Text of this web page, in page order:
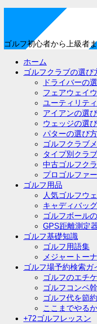
ゴルフ初心者から上級者
ホーム
ゴルフクラブの選び
ドライバーの
フェアウェイ
ユーティリテ
アイアンの選
ウェッジの選
パターの選び方
ゴルフクラブ
タイプ別クラ
中古ゴルフク
プロゴルファ
ゴルフ用品
人気ゴルフウ
キャディバッグ
ゴルフボール
GPS距離測定
ゴルフ基礎知識
ゴルフ用語集
メジャートー
ゴルフ場予約検索ガ
ゴルフのエチ
ゴルフコンペ
ゴルフ代を節
ここまでやる
+72ゴルフレッスン